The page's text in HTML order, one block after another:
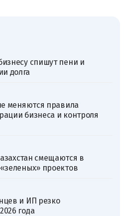
спишут пени и
долга
меняются правила
бизнеса и контроля
смещаются в
проектов
и ИП резко
года